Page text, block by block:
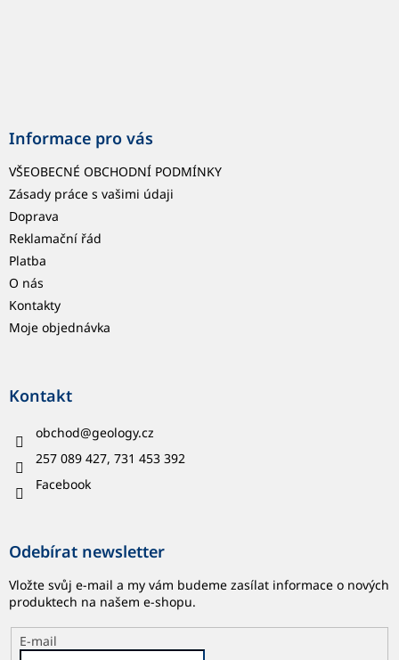
Informace pro vás
VŠEOBECNÉ OBCHODNÍ PODMÍNKY
Zásady práce s vašimi údaji
Doprava
Reklamační řád
Platba
O nás
Kontakty
Moje objednávka
Kontakt
obchod@geology.cz
257 089 427, 731 453 392
Facebook
Odebírat newsletter
Vložte svůj e-mail a my vám budeme zasílat informace o nových
produktech na našem e-shopu.
E-mail